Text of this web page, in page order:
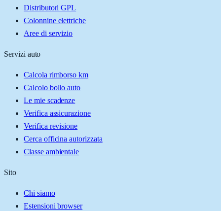
Distributori GPL
Colonnine elettriche
Aree di servizio
Servizi auto
Calcola rimborso km
Calcolo bollo auto
Le mie scadenze
Verifica assicurazione
Verifica revisione
Cerca officina autorizzata
Classe ambientale
Sito
Chi siamo
Estensioni browser